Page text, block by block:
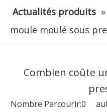
Actualités produits »
moule moulé sous
Combien coûte
Nombre Parcourir:0